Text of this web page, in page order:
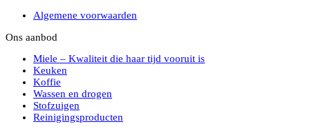
Algemene voorwaarden
Ons aanbod
Miele – Kwaliteit die haar tijd vooruit is
Keuken
Koffie
Wassen en drogen
Stofzuigen
Reinigingsproducten